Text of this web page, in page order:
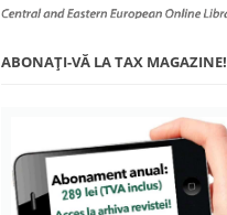
ABONAŢI-VĂ LA TAX MAGAZINE!